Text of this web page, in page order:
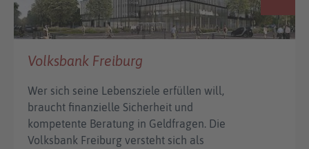
Volksbank Freiburg
Wer sich seine Lebensziele erfüllen will,
braucht finanzielle Sicherheit und
kompetente Beratung in Geldfragen. Die
Volksbank Freiburg versteht sich als